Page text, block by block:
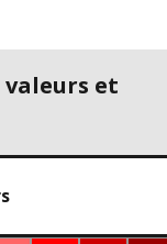
valeurs et